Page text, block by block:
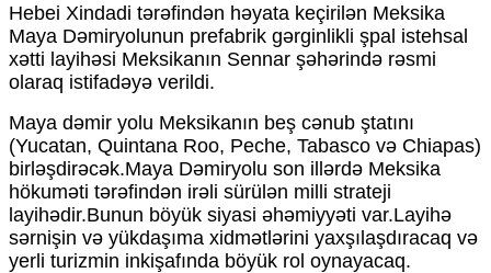
Hebei Xindadi tərəfindən həyata keçirilən Meksika
Maya Dəmiryolunun prefabrik gərginlikli şpal istehsal
xətti layihəsi Meksikanın Sennar şəhərində rəsmi
olaraq istifadəyə verildi.
Maya dəmir yolu Meksikanın beş cənub ştatını
(Yucatan, Quintana Roo, Peche, Tabasco və Chiapas)
birləşdirəcək.Maya Dəmiryolu son illərdə Meksika
hökuməti tərəfindən irəli sürülən milli strateji
layihədir.Bunun böyük siyasi əhəmiyyəti var.Layihə
sərnişin və yükdaşıma xidmətlərini yaxşılaşdıracaq və
yerli turizmin inkişafında böyük rol oynayacaq.